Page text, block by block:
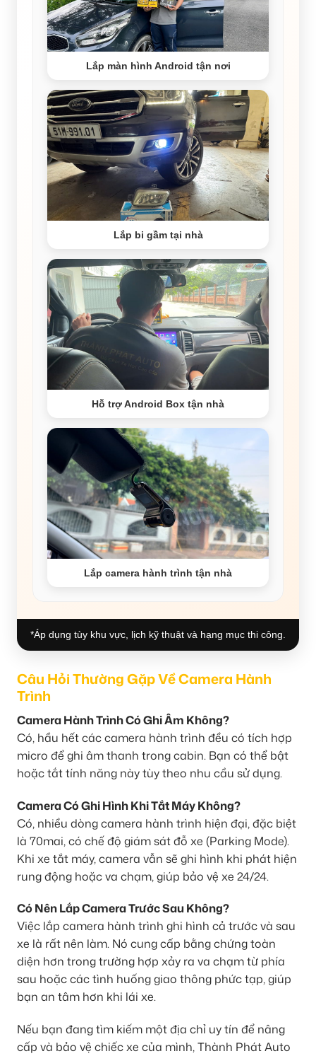
Lắp màn hình Android tận nơi
Lắp bi gầm tại nhà
Hỗ trợ Android Box tận nhà
Lắp camera hành trình tận nhà
*Áp dụng tùy khu vực, lịch kỹ thuật và hạng mục thi công.
Câu Hỏi Thường Gặp Về Camera Hành
Trình
Camera Hành Trình Có Ghi Âm Không?
Có, hầu hết các camera hành trình đều có tích hợp
micro để ghi âm thanh trong cabin. Bạn có thể bật
hoặc tắt tính năng này tùy theo nhu cầu sử dụng.
Camera Có Ghi Hình Khi Tắt Máy Không?
Có, nhiều dòng camera hành trình hiện đại, đặc biệt
là 70mai, có chế độ giám sát đỗ xe (Parking Mode).
Khi xe tắt máy, camera vẫn sẽ ghi hình khi phát hiện
rung động hoặc va chạm, giúp bảo vệ xe 24/24.
Có Nên Lắp Camera Trước Sau Không?
Việc lắp camera hành trình ghi hình cả trước và sau
xe là rất nên làm. Nó cung cấp bằng chứng toàn
diện hơn trong trường hợp xảy ra va chạm từ phía
sau hoặc các tình huống giao thông phức tạp, giúp
bạn an tâm hơn khi lái xe.
Nếu bạn đang tìm kiếm một địa chỉ uy tín để nâng
cấp và bảo vệ chiếc xe của mình, Thành Phát Auto